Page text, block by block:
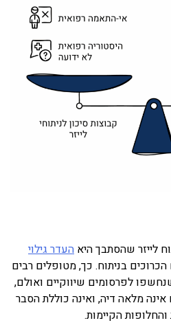
לייזר שהסתבך היא העדר גילוי
בניתוח. כך, מטופלים רבים
לפרסומים שיווקיים ואולם,
מלאה דיה, ואינה כוללת הסבר
הקיימות.